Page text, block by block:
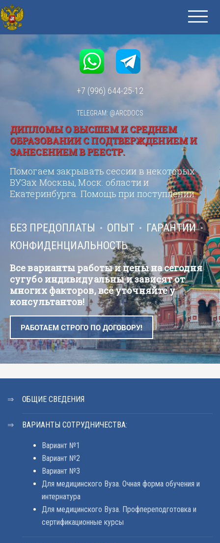
+7 (996) 644-25-12
TELEGRAM: @ARCDOCS
ДИПЛОМЫ О ВЫСШЕМ И СРЕДНЕМ
ОБРАЗОВАНИИ С ПОДТВЕРЖДЕНИЕМ И
ЗАНЕСЕНИЕМ В РЕЕСТР.
Помогаем закрывать сессии в некоторых
ВУЗах Москвы, Моск. области и
Екатеринбурга. Помощь при поступлении.
БЕЗ ПРЕДОПЛАТЫ ОПЫТ
ГАРАНТИИ
КОНФИДЕНЦИАЛЬНОСТЬ
Все варианты работы и цены на сегодня
сугубо индивидуальны и зависят от
многих факторов, всё уточняйте у
консультантов!
РАБОТАЕМ СТРОГО ПО ДОГОВОРУ!
ОБЩИЕ СВЕДЕНИЯ
ВАРИАНТЫ СОТРУДНИЧЕСТВА:
Вариант №1
Вариант №2
Вариант №3
Для медицинского Вуза. Очная форма обучения и
интернатура
Для медицинского Вуза. Профпереподготовка и
сертификационные курсы